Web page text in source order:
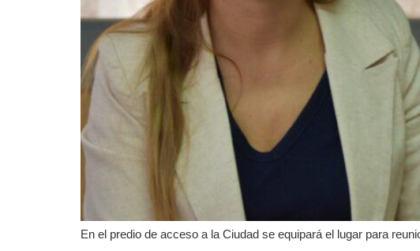
En el predio de acceso a la Ciudad se equipará el lugar para